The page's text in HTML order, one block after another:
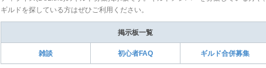
ギルドを探している方はぜひご利用ください。
掲示板一覧
雑談 初心者FAQ ギルド合併募集